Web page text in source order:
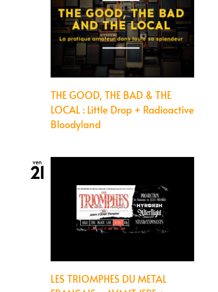
THE GOOD, THE BAD & THE
LOCAL : Little Drop + Radioactive
Bloodyland
ven
21
LES TRIOMPHES DU METAL